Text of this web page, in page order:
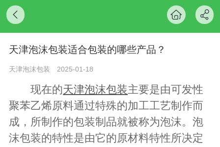
天津泡沫包装适合包装的哪些产品？
天津泡沫包装 2025-01-18
现在的天津泡沫包装主要是由可发性
聚苯乙烯原料通过特殊的加工工艺制作而
成，所制作的包装制品就被称为泡沫。泡
沫包装的特性是由它的原材料特性所决定